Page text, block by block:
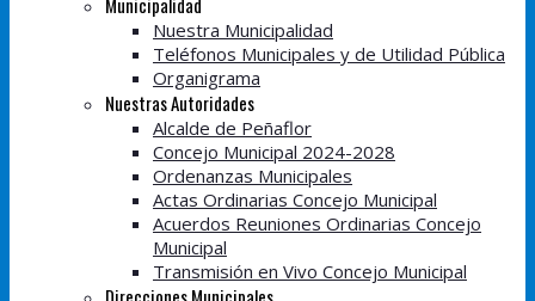
Nuestra Municipalidad
Teléfonos Municipales y de Utilidad Pública
Organigrama
Nuestras Autoridades
Alcalde de Peñaflor
Concejo Municipal 2024-2028
Ordenanzas Municipales
Actas Ordinarias Concejo Municipal
Acuerdos Reuniones Ordinarias Concejo
Municipal
Transmisión en Vivo Concejo Municipal